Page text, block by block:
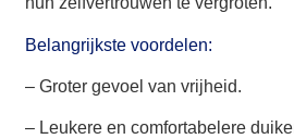
Belangrijkste voordelen:
– Groter gevoel van vrijheid.
– Leukere en comfortabelere